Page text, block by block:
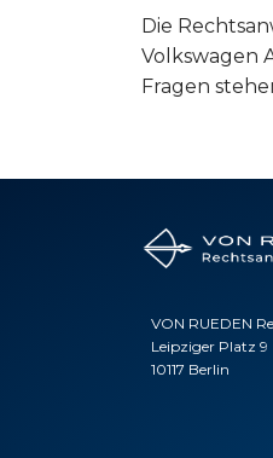
Die
Volkswagen
Fragen
VON RUEDEN
Leipziger Platz 9
10117 Berlin